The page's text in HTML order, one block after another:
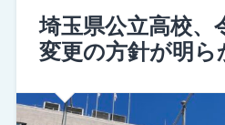
埼玉県公立高校、
変更の方針が明ら